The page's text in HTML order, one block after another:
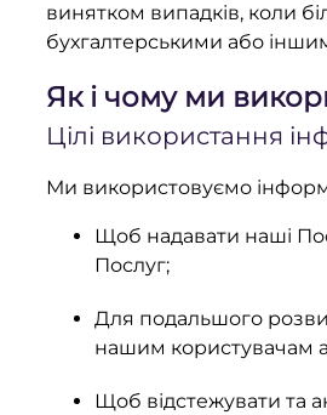
винятком випадків, коли
бухгалтерськими або
Як і чому ми
Цілі використання
Ми використовуємо
Щоб надавати наші
Послуг;
Для подальшого
нашим користувачам
Щоб відстежувати та